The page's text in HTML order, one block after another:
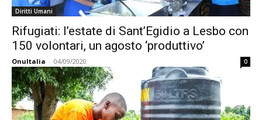
Diritti Umani
Rifugiati: l’estate di Sant’Egidio a Lesbo con
150 volontari, un agosto ‘produttivo’
OnuItalia - 04/09/2020 0